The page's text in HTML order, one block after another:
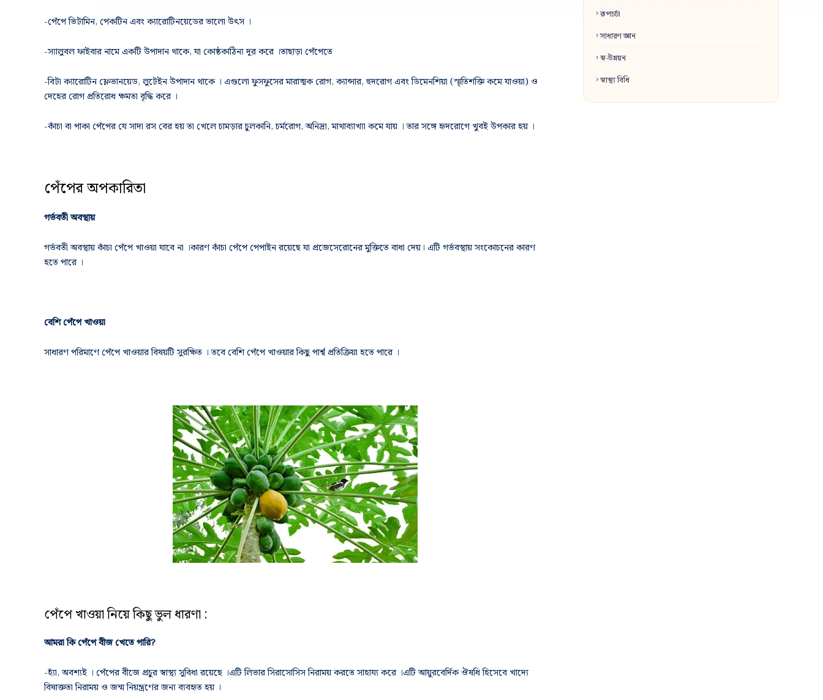
-পেঁপে ভিটামিন, পেকটিন এবং ক্যারোটিনয়েডের ভালো উৎস ।
-স্যালুবল ফাইবার নামে একটি উপাদান থাকে, যা কোষ্ঠকাঠিন্য দূর করে ।তাছাড়া পেঁপেতে
-বিটা ক্যারোটিন ফ্লেভানয়েড, লুটেইন উপাদান থাকে । এগুলো ফুসফুসের মারাত্মক রোগ, ক্যান্সার, হুদরোগ এবং ডিমেনশিয়া (স্মৃতিশক্তি কমে যাওয়া) ও
দেহের রোগ প্রতিরোধ ক্ষমতা ‍বৃদ্ধি করে ।
-কাঁচা বা পাকা পেঁপের যে সাদা রস বের হয় তা খেলে চামড়ার চুলকানি, চর্মরোগ, অনিদ্রা, মাথাব্যাখ্যা কমে যায় । তার সঙ্গে হৃদরোগে খুবই উপকার হয় ।
পেঁপের অপকারিতা
গর্ভবতী অবস্থায়
গর্ভবতী অবস্থায় কাঁচা পেঁপে খাওয়া যাবে না ।কারণ কাঁচা পেঁপে পেপাইন রয়েছে যা প্রজেসেরোনের মুক্তিতে বাধা দেয়। এটি গর্ভবস্থায় সংকোচনের কারণ
হতে পারে ।
বেশি পেঁপে খাওয়া
সাধারণ পরিমাণে পেঁপে খাওয়ার বিষয়টি সুরক্ষিত । তবে বেশি পেঁপে খাওয়ার কিছু পার্শ্ব প্রতিক্রিয়া হতে পারে ।
পেঁপে খাওয়া নিয়ে কিছু ভুল ধারণা :
আমরা কি পেঁপে বীজ খেতে পারি?
-হ্যাঁ, অবশ্যই । পেঁপের বীজে প্রচুর স্বাস্থ্য সুবিধা রয়েছে ।এটি লিভার সিরাসোসিস নিরাময় করতে সাহায্য করে ।এটি আয়ুরবের্দিক ঔষধি হিসেবে খাদ্যে
বিষাক্ততা নিরাময় ও জন্ম নিয়ন্ত্রণের জন্য ব্যবহৃত হয় ।
রূপচর্চা
সাধারণ জ্ঞান
স্ব-উন্নয়ন
স্বাস্থ্য বিধি